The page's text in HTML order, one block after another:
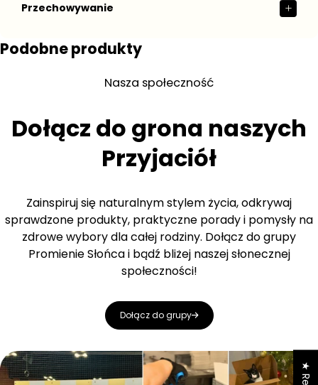
Przechowywanie
Podobne produkty
Nasza społeczność
Dołącz do grona naszych
Przyjaciół
Zainspiruj się naturalnym stylem życia, odkrywaj
sprawdzone produkty, praktyczne porady i pomysły na
zdrowe wybory dla całej rodziny. Dołącz do grupy
Promienie Słońca i bądź bliżej naszej słonecznej
społeczności!
Dołącz do grupy